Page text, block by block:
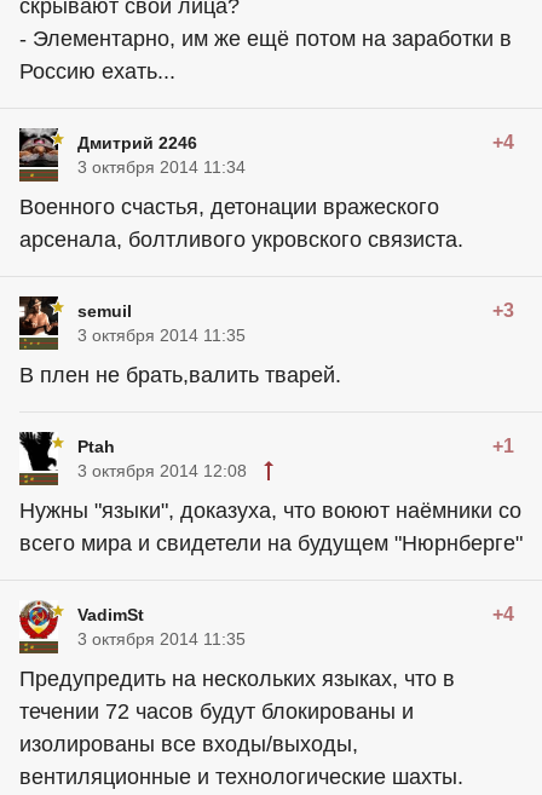
скрывают свои лица?
- Элементарно, им же ещё потом на заработки в
Россию ехать...
Дмитрий 2246 +4
3 октября 2014 11:34
Военного счастья, детонации вражеского
арсенала, болтливого укровского связиста.
semuil +3
3 октября 2014 11:35
В плен не брать,валить тварей.
Ptah +1
3 октября 2014 12:08
Нужны "языки", доказуха, что воюют наёмники со
всего мира и свидетели на будущем "Нюрнберге"
VadimSt +4
3 октября 2014 11:35
Предупредить на нескольких языках, что в
течении 72 часов будут блокированы и
изолированы все входы/выходы,
вентиляционные и технологические шахты.